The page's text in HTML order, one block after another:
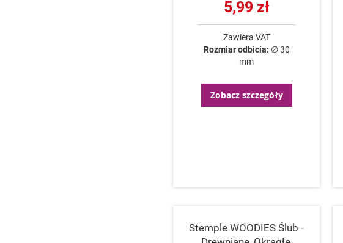
5,99 zł
Zawiera VAT
Rozmiar odbicia: ∅ 30
mm
Zobacz szczegóły
Stemple WOODIES Ślub -